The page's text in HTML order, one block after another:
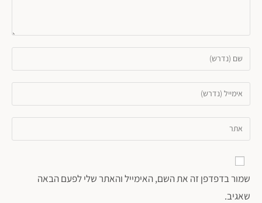
שמור בדפדפן זה את השם, האימייל והאתר שלי לפעם הבאה
שאגיב.